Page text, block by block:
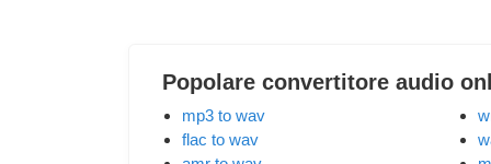
Popolare convertitore audio
mp3 to wav
flac to wav